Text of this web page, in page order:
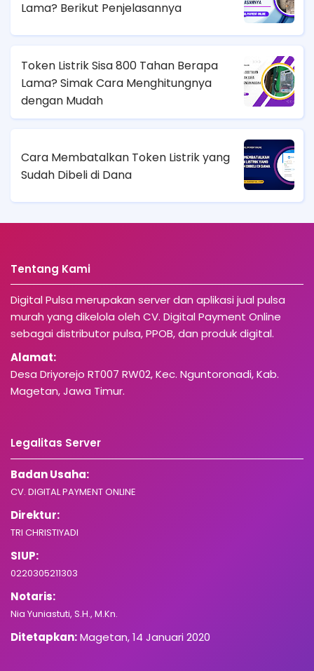
Lama? Berikut Penjelasannya
Token Listrik Sisa 800 Tahan Berapa
Lama? Simak Cara Menghitungnya
dengan Mudah
Cara Membatalkan Token Listrik yang
Sudah Dibeli di Dana
Tentang Kami
Digital Pulsa merupakan server dan aplikasi jual pulsa
murah yang dikelola oleh CV. Digital Payment Online
sebagai distributor pulsa, PPOB, dan produk digital.
Alamat:
Desa Driyorejo RT007 RW02, Kec. Nguntoronadi, Kab.
Magetan, Jawa Timur.
Legalitas Server
Badan Usaha:
CV. DIGITAL PAYMENT ONLINE
Direktur:
TRI CHRISTIYADI
SIUP:
0220305211303
Notaris:
Nia Yuniastuti, S.H., M.Kn.
Ditetapkan:Magetan, 14 Januari 2020